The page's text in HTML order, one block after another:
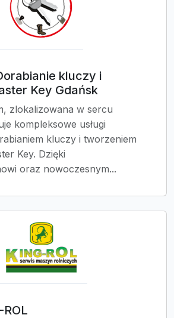
kluczy i
Key Gdańsk
zlokalizowana w sercu
kompleksowe usługi
kluczy i tworzeniem
Key. Dzięki
oraz nowoczesnym...